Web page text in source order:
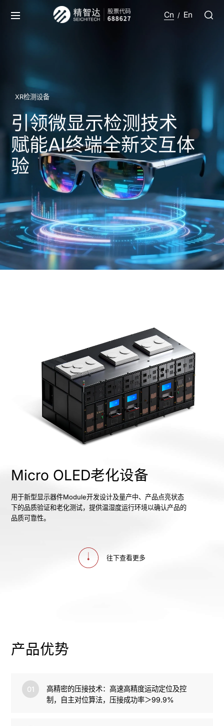
Cn / En
XR检测设备
引领微显示检测技术
赋能AI终端全新交互体
验
Micro OLED老化设备
用于新型显示器件Module开发设计及量产中、产品点亮状态
下的品质验证和老化测试，提供温湿度运行环境以确认产品的
品质可靠性。
往下查看更多
产品优势
01
高精密的压接技术：高速高精度运动定位及控
制，自主对位算法，压接成功率＞99.9%